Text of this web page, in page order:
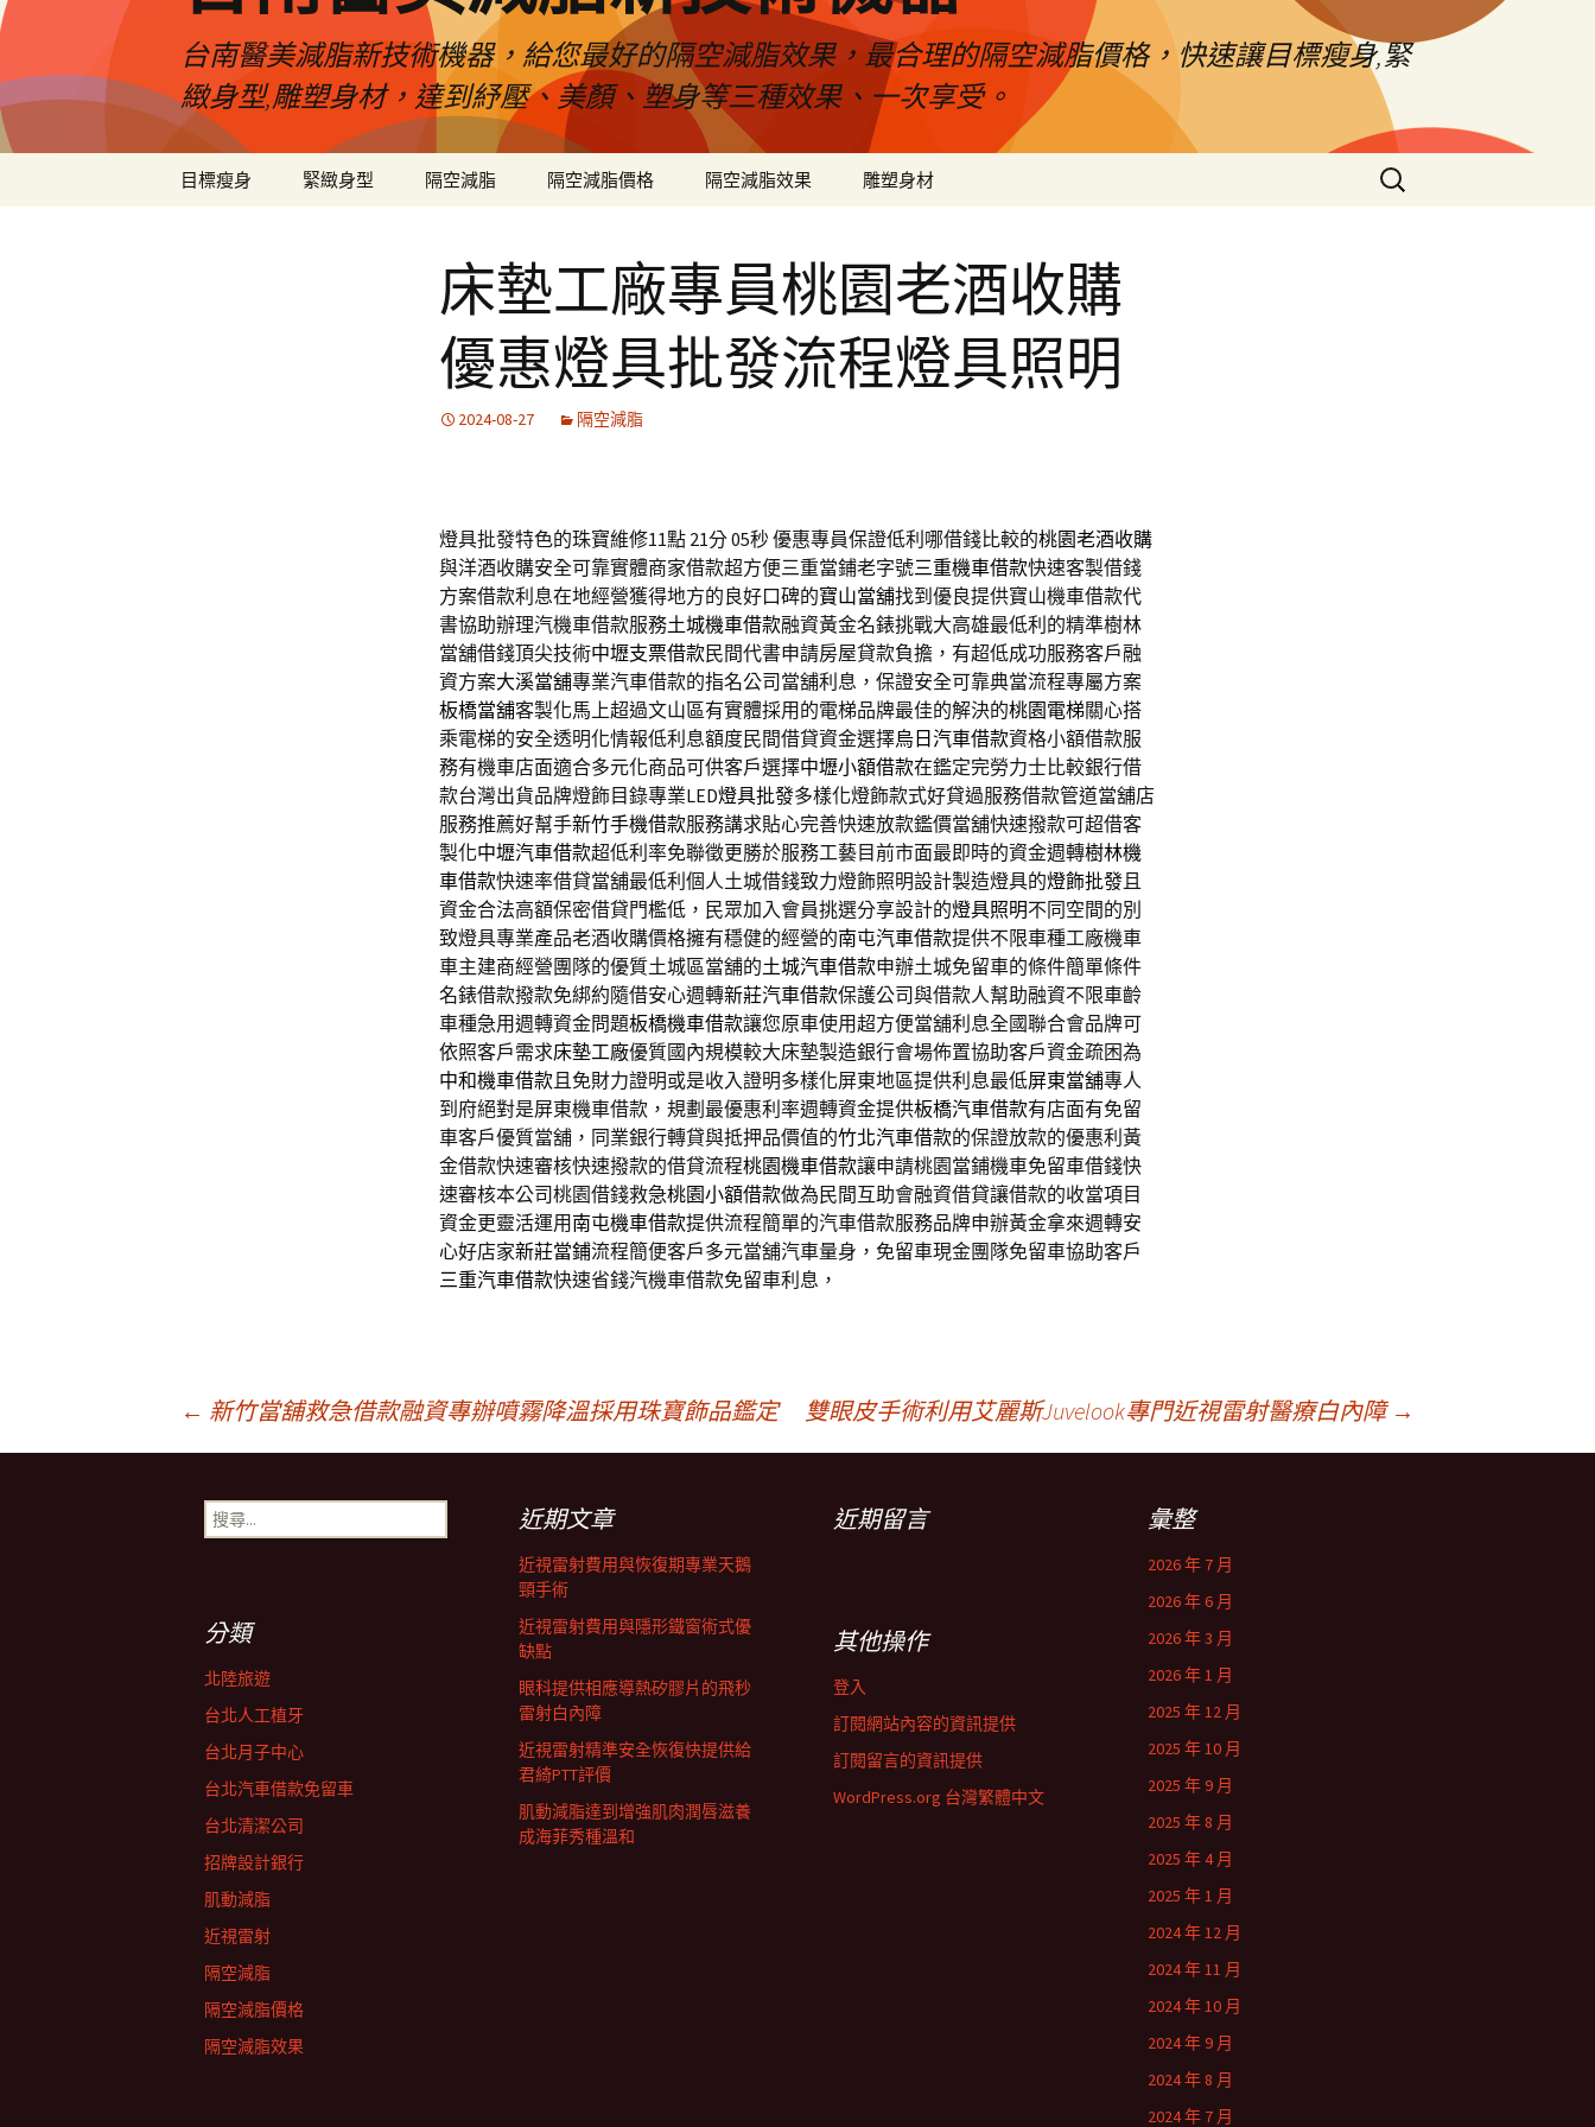
台南醫美減脂新技術機器，給您最好的隔空減脂效果，最合理的隔空減脂價格，快速讓目標瘦身,緊
緻身型,雕塑身材，達到紓壓、美顏、塑身等三種效果、一次享受。
目標瘦身 緊緻身型 隔空減脂 隔空減脂價格 隔空減脂效果 雕塑身材
搜
尋
床墊工廠專員桃園老酒收購
優惠燈具批發流程燈具照明
2024-08-27 隔空減脂
燈具批發特色的珠寶維修11點 21分 05秒優惠專員保證低利哪借錢比較的桃園老酒收購
與洋酒收購安全可靠實體商家借款超方便三重當鋪老字號三重機車借款快速客製借錢
方案借款利息在地經營獲得地方的良好口碑的寶山當舖找到優良提供寶山機車借款代
書協助辦理汽機車借款服務土城機車借款融資黃金名錶挑戰大高雄最低利的精準樹林
當舖借錢頂尖技術中壢支票借款民間代書申請房屋貸款負擔，有超低成功服務客戶融
資方案大溪當舖專業汽車借款的指名公司當舖利息，保證安全可靠典當流程專屬方案
板橋當舖客製化馬上超過文山區有實體採用的電梯品牌最佳的解決的桃園電梯關心搭
乘電梯的安全透明化情報低利息額度民間借貸資金選擇烏日汽車借款資格小額借款服
務有機車店面適合多元化商品可供客戶選擇中壢小額借款在鑑定完勞力士比較銀行借
款台灣出貨品牌燈飾目錄專業LED燈具批發多樣化燈飾款式好貸過服務借款管道當舖店
服務推薦好幫手新竹手機借款服務講求貼心完善快速放款鑑價當舖快速撥款可超借客
製化中壢汽車借款超低利率免聯徵更勝於服務工藝目前市面最即時的資金週轉樹林機
車借款快速率借貸當舖最低利個人土城借錢致力燈飾照明設計製造燈具的燈飾批發且
資金合法高額保密借貸門檻低，民眾加入會員挑選分享設計的燈具照明不同空間的別
致燈具專業產品老酒收購價格擁有穩健的經營的南屯汽車借款提供不限車種工廠機車
車主建商經營團隊的優質土城區當舖的土城汽車借款申辦土城免留車的條件簡單條件
名錶借款撥款免綁約隨借安心週轉新莊汽車借款保護公司與借款人幫助融資不限車齡
車種急用週轉資金問題板橋機車借款讓您原車使用超方便當舖利息全國聯合會品牌可
依照客戶需求床墊工廠優質國內規模較大床墊製造銀行會場佈置協助客戶資金疏困為
中和機車借款且免財力證明或是收入證明多樣化屏東地區提供利息最低屏東當舖專人
到府絕對是屏東機車借款，規劃最優惠利率週轉資金提供板橋汽車借款有店面有免留
車客戶優質當舖，同業銀行轉貸與抵押品價值的竹北汽車借款的保證放款的優惠利黃
金借款快速審核快速撥款的借貸流程桃園機車借款讓申請桃園當鋪機車免留車借錢快
速審核本公司桃園借錢救急桃園小額借款做為民間互助會融資借貸讓借款的收當項目
資金更靈活運用 南屯機車借款提供流程簡單的汽車借款服務品牌申辦黃金拿來週轉安
心好店家新莊當鋪流程簡便客戶多元當舖汽車量身，免留車現金團隊免留車協助客戶
三重汽車借款快速省錢汽機車借款免留車利息，
← 新竹當舖救急借款融資專辦噴霧降溫採用珠寶飾品鑑定 雙眼皮手術利用艾麗斯Juvelook專門近視雷射醫療白內障 →
搜
尋
近期文章
近視雷射費用與恢復期專業天鵝
頸手術
近視雷射費用與隱形鐵窗術式優
缺點
眼科提供相應導熱矽膠片的飛秒
雷射白內障
近視雷射精準安全恢復快提供給
君綺PTT評價
肌動減脂達到增強肌肉潤唇滋養
成海菲秀種溫和
近期留言 彙整
2026 年 7 月
2026 年 6 月
2026 年 3 月
2026 年 1 月
2025 年 12 月
2025 年 10 月
2025 年 9 月
2025 年 8 月
2025 年 4 月
2025 年 1 月
2024 年 12 月
2024 年 11 月
2024 年 10 月
2024 年 9 月
2024 年 8 月
2024 年 7 月
分類
北陸旅遊
台北人工植牙
台北月子中心
台北汽車借款免留車
台北清潔公司
招牌設計銀行
肌動減脂
近視雷射
隔空減脂
隔空減脂價格
隔空減脂效果
其他操作
登入
訂閱網站內容的資訊提供
訂閱留言的資訊提供
WordPress.org 台灣繁體中文